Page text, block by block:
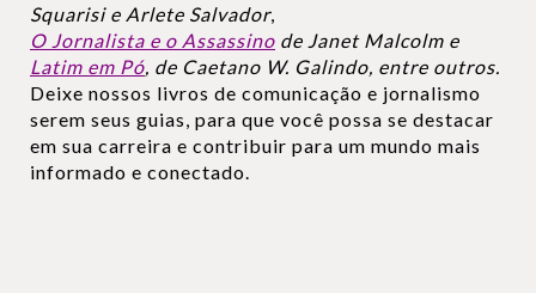
Squarisi e Arlete Salvador,
O Jornalista e o Assassino de Janet Malcolm e
Latim em Pó, de Caetano W. Galindo, entre outros.
Deixe nossos livros de comunicação e jornalismo
serem seus guias, para que você possa se destacar
em sua carreira e contribuir para um mundo mais
informado e conectado.